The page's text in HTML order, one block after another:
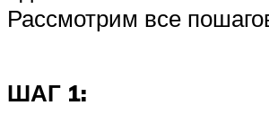
Рассмотрим все
ШАГ 1: